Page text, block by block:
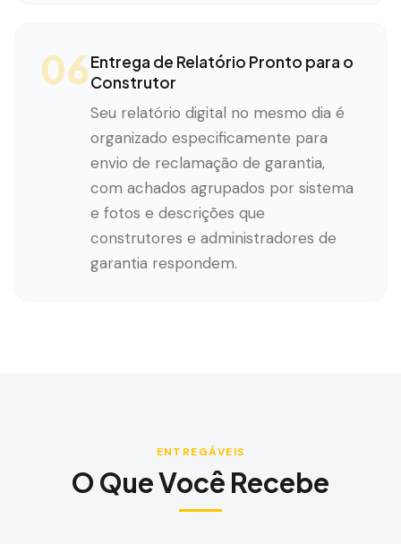
06Entrega de Relatório Pronto para o
Construtor
Seu relatório digital no mesmo dia é
organizado especificamente para
envio de reclamação de garantia,
com achados agrupados por sistema
e fotos e descrições que
construtores e administradores de
garantia respondem.
ENTREGÁVEIS
O Que Você Recebe